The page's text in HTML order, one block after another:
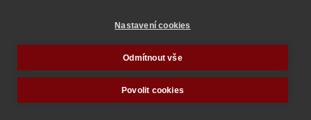
Pátek, 29. Březen 2024, 22:01
Anglická národní zdravotní služba přiznává, že
neexistuje dostatek důkazů, které by podpořily
Nastavení cookies
Odmítnout vše
Povolit cookies